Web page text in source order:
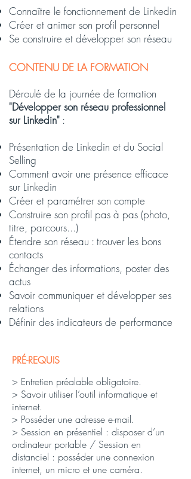
Connaître le fonctionnement de Linkedin
Créer et animer son profil personnel
Se construire et développer son réseau
CONTENU DE LA FORMATION
Déroulé de la journée de formation
"Développer son réseau professionnel
sur Linkedin" :
Présentation de Linkedin et du Social
Selling
Comment avoir une présence efficace
sur Linkedin
Créer et paramétrer son compte
Construire son profil pas à pas (photo,
titre, parcours...)
Étendre son réseau : trouver les bons
contacts
Échanger des informations, poster des
actus
Savoir communiquer et développer ses
relations
Définir des indicateurs de performance
PRÉ-REQUIS
> Entretien préalable obligatoire.
> Savoir utiliser l’outil informatique et
internet.
> Posséder une adresse e-mail.
> Session en présentiel : disposer d’un
ordinateur portable / Session en
distanciel : posséder une connexion
internet, un micro et une caméra.